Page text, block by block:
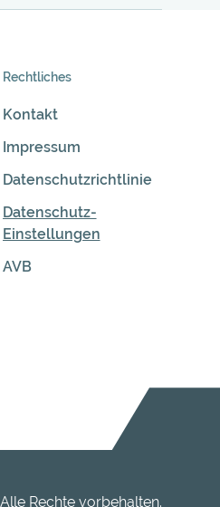
Rechtliches
Kontakt
Impressum
Datenschutzrichtlinie
Datenschutz-
Einstellungen
AVB
Rechte vorbehalten.